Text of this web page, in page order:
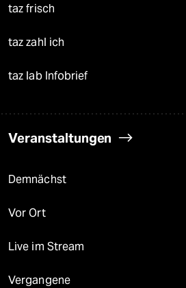
taz frisch
taz zahl ich
taz lab Infobrief
Veranstaltungen
Demnächst
Vor Ort
Live im Stream
Vergangene